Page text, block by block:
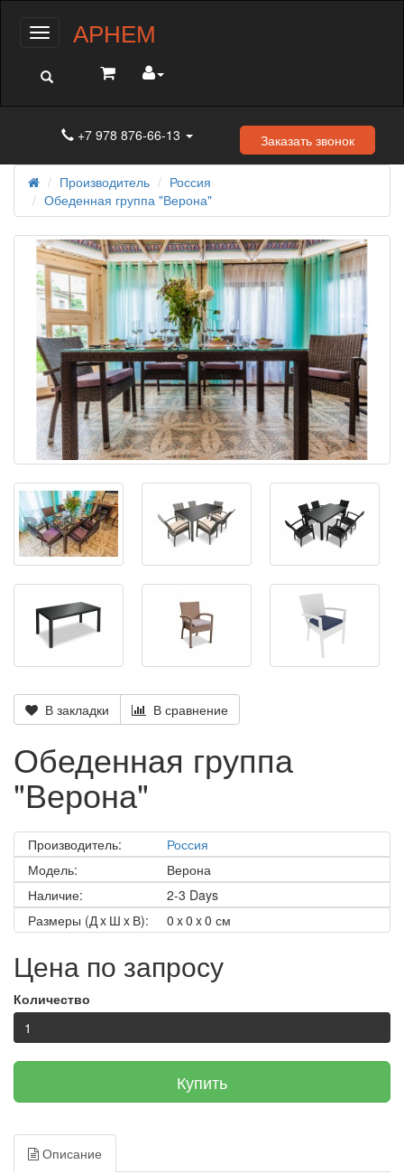
МенюАРНЕМ
+7 978 876-66-13 Заказать звонок
Производитель
Россия
Обеденная группа "Верона"
В закладки В сравнение
Обеденная группа
"Верона"
Производитель:
Россия
Модель:
Верона
Наличие:
2-3 Days
Размеры (Д x Ш x В):
0 x 0 x 0 см
Цена по запросу
Количество
Купить
Описание